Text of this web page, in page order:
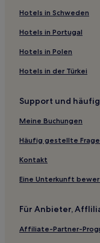
Hotels nahe
Mihama: Hotels
Hotels nahe
Hotels nahe
Sakae Hotels
Kuzuma Hotels
Hotels nahe
Hotels nahe
Hotels nahe
Hotels nahe
Anesaki Hotels
Hotels in Schweden
Hotels in Portugal
Hotels in Polen
Hotels in der Türkei
Support und
Meine Buchungen
Häufig gestellte
Kontakt
Eine Unterkunft
Für Anbieter,
Affiliate-Partner-